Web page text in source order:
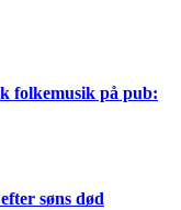
folkemusik på pub:
søns død